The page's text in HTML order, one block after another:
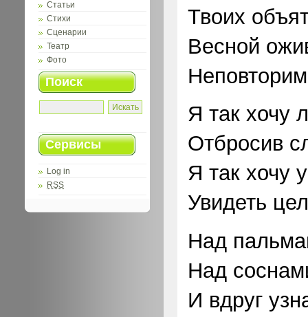
Статьи
Стихи
Сценарии
Театр
Фото
Поиск
Сервисы
Log in
RSS
Твоих
Весной
Я так хочу
Отбросив
Я так хочу
Увидеть
Над
Над
И вдруг